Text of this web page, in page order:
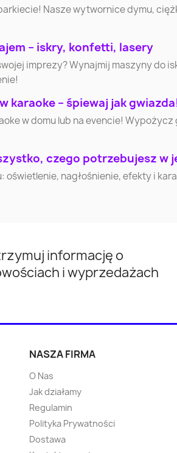
Suwałki
Koźle Starachowice
Nysa Ełk
Wałcz Nowy Targ
Huta Kwidzyn
Tychowo
Sokółka
Nasze wytwornice dymu,
– iskry, konfetti, lasery
imprezy? Wynajmij maszyny do
karaoke – śpiewaj jak
w domu lub na evencie!
czego potrzebujesz w
nagłośnienie, efekty i
informację o
i wyprzedażach
NASZA FIRMA
O Nas
Jak działamy
Regulamin
Polityka Prywatności
Dostawa